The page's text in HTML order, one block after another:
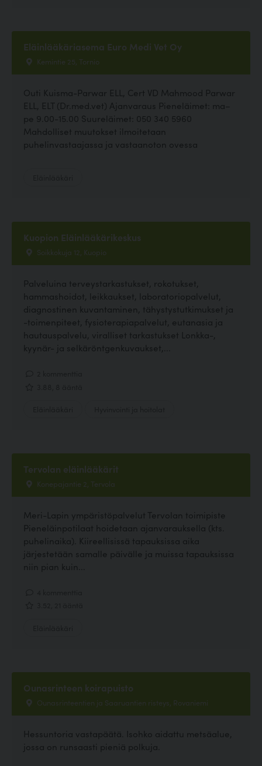
Eläinlääkäriasema Euro Medi Vet Oy
Kemintie 25, Tornio
Outi Kuisma-Parwar ELL, Cert VD Mahmood Parwar
ELL, ELT (Dr.med.vet) Ajanvaraus Pieneläimet: ma–
pe 9.00-15.00 Suureläimet: 050 340 5960
Mahdolliset muutokset ilmoitetaan
puhelinvastaajassa ja vastaanoton ovessa
Kuopion Eläinlääkärikeskus
Soikkokuja 12, Kuopio
Palveluina terveystarkastukset, rokotukset,
hammashoidot, leikkaukset, laboratoriopalvelut,
diagnostinen kuvantaminen, tähystystutkimukset ja
-toimenpiteet, fysioterapiapalvelut, eutanasia ja
hautauspalvelu, viralliset tarkastukset Lonkka-,
kyynär- ja selkäröntgenkuvaukset,...
Tervolan eläinlääkärit
Konepajantie 2, Tervola
Meri-Lapin ympäristöpalvelut Tervolan toimipiste
Pieneläinpotilaat hoidetaan ajanvarauksella (kts.
puhelinaika). Kiireellisissä tapauksissa aika
järjestetään samalle päivälle ja muissa tapauksissa
niin pian kuin...
Ounasrinteen koirapuisto
Ounasrinteentien ja Saaruantien risteys, Rovaniemi
Hessuntoria vastapäätä. Isohko aidattu metsäalue,
jossa on runsaasti pieniä polkuja.